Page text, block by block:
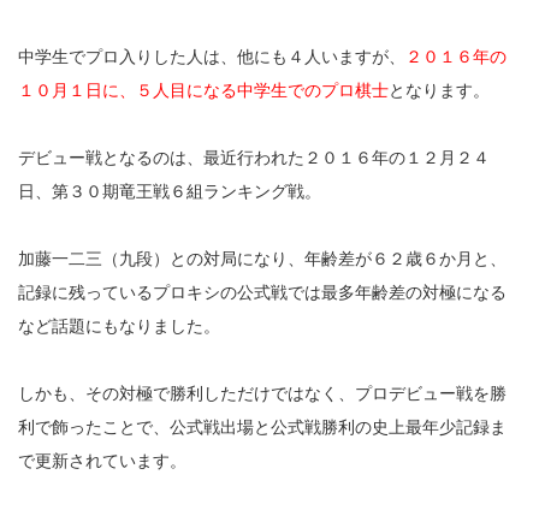
中学生でプロ入りした人は、他にも４人いますが、
２０１６年の
１０月１日に、５人目になる中学生でのプロ棋士となります。
デビュー戦となるのは、最近行われた２０１６年の１２月２４
日、第３０期竜王戦６組ランキング戦。
加藤一二三（九段）との対局になり、年齢差が６２歳６か月と、
記録に残っているプロキシの公式戦では最多年齢差の対極になる
など話題にもなりました。
しかも、その対極で勝利しただけではなく、プロデビュー戦を勝
利で飾ったことで、公式戦出場と公式戦勝利の史上最年少記録ま
で更新されています。